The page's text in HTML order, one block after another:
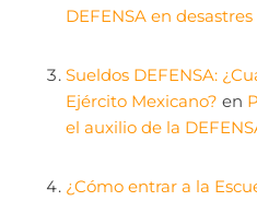
DEFENSA en desastres
Sueldos DEFENSA:
Ejército Mexicano? en
el auxilio de la
¿Cómo entrar a la